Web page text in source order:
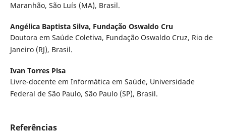
Maranhão, São Luís (MA), Brasil.
Angélica Baptista Silva, Fundação Oswaldo Cru
Doutora em Saúde Coletiva, Fundação Oswaldo Cruz, Rio de
Janeiro (RJ), Brasil.
Ivan Torres Pisa
Livre-docente em Informática em Saúde, Universidade
Federal de São Paulo, São Paulo (SP), Brasil.
Referências